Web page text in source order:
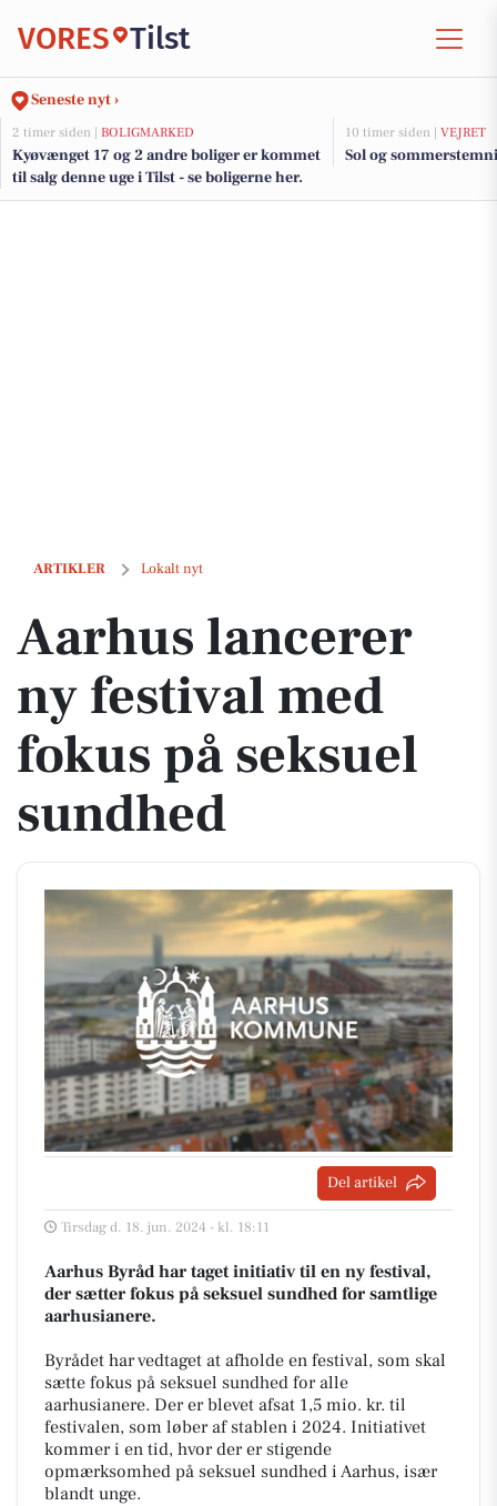
VORES Tilst
Seneste nyt ›
2 timer siden | BOLIGMARKED
Kyøvænget 17 og 2 andre boliger er kommet
til salg denne uge i Tilst - se boligerne her.
10 timer siden | VEJRET
Sol og
ARTIKLER Lokalt nyt
Aarhus lancerer ny festival med fokus på seksuel sundhed
Aarhus lancerer
ny festival med
fokus på seksuel
sundhed
Del artikel
Tirsdag d. 18. jun. 2024 - kl. 18:11
Aarhus Byråd har taget initiativ til en ny festival,
der sætter fokus på seksuel sundhed for samtlige
aarhusianere.
Byrådet har vedtaget at afholde en festival, som skal
sætte fokus på seksuel sundhed for alle
aarhusianere. Der er blevet afsat 1,5 mio. kr. til
festivalen, som løber af stablen i 2024. Initiativet
kommer i en tid, hvor der er stigende
opmærksomhed på seksuel sundhed i Aarhus, især
blandt unge.